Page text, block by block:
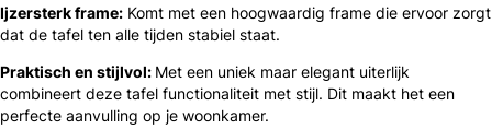
Ijzersterk frame: Komt met een hoogwaardig frame die ervoor zorgt
dat de tafel ten alle tijden stabiel staat.
Praktisch en stijlvol: Met een uniek maar elegant uiterlijk
combineert deze tafel functionaliteit met stijl. Dit maakt het een
perfecte aanvulling op je woonkamer.